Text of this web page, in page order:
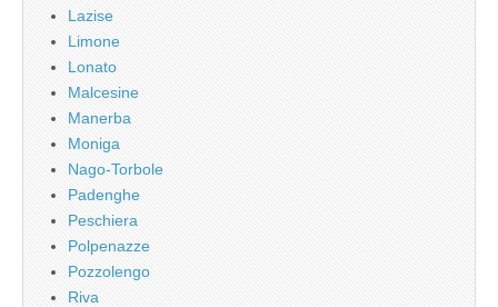
Lazise
Limone
Lonato
Malcesine
Manerba
Moniga
Nago-Torbole
Padenghe
Peschiera
Polpenazze
Pozzolengo
Riva